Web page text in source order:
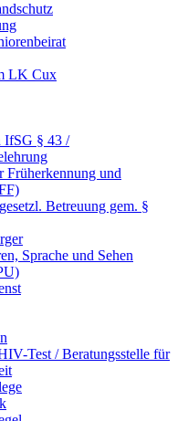
LK Cux
IfSG § 43 /
Früherkennung und
Betreuung gem. §
Sprache und Sehen
Test / Beratungsstelle für